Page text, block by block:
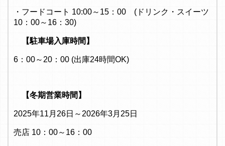
・フードコート 10:00～15：00 (ドリンク・スイーツ
10：00～16：30)
【駐車場入庫時間】
6：00～20：00 (出庫24時間OK)
【冬期営業時間】
2025年11月26日～2026年3月25日
売店 10：00～16：00